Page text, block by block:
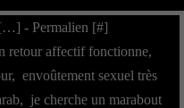
…] - Permalien [#]
retour affectif fonctionne,
, envoûtement sexuel très
, je cherche un marabout